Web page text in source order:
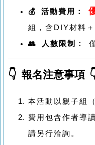
💰 活動費用：
組，含DIY材料＋
👥 人數限制：
👇 報名注意事項
本活動以親子組
費用包含作者導
請另行洽詢。